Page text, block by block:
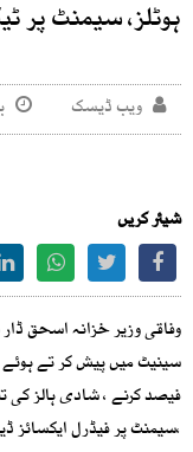
ہوٹلز، سیمنٹ پر
ویب ڈیسک
شیئر کریں